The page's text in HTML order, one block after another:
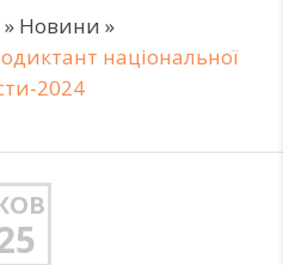
» Новини »
національної
2024